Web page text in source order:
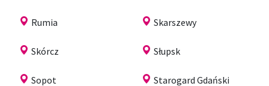
Rumia Skarszewy
Skórcz Słupsk
Sopot Starogard Gdański